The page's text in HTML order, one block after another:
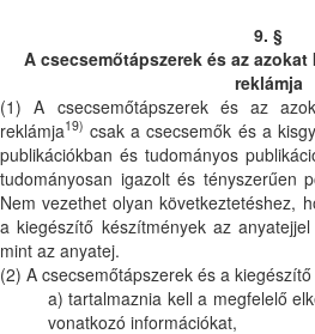
9. §
A csecsemőtápszerek és az
reklámja
(1) A csecsemőtápszerek és az
reklámja19) csak a csecsemők és a
publikációkban és tudományos
tudományosan igazolt és tényszerűen
Nem vezethet olyan következtetéshez,
a kiegészítő készítmények az
mint az anyatej.
(2) A csecsemőtápszerek és a
a) tartalmaznia kell a megfelelő
vonatkozó információkat,